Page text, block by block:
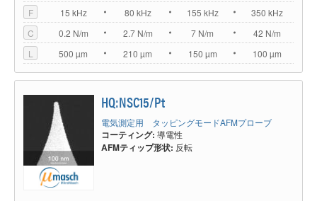
F
15 kHz 80 kHz 155 kHz
350 kHz
C
0.2 N/m 2.7 N/m 7 N/m
42 N/m
L
500 µm 210 µm 150 µm 100 µm
HQ:NSC15/Pt
電気測定用 タッピングモードAFMプローブ
コーティング: 導電性
AFMティップ形状: 反転